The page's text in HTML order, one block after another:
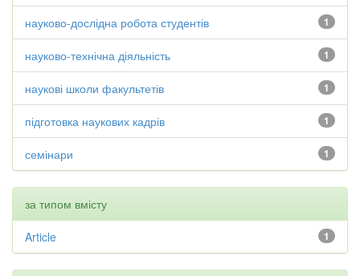
1
науково-дослідна робота студентів
1
науково-технічна діяльність
1
наукові школи факультетів
1
підготовка наукових кадрів
1
семінари
за типом вмісту
1
Article